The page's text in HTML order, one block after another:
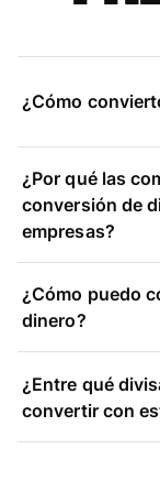
¿Cómo
¿Por qué las
conversión de
empresas?
¿Cómo puedo
dinero?
¿Entre qué
convertir con